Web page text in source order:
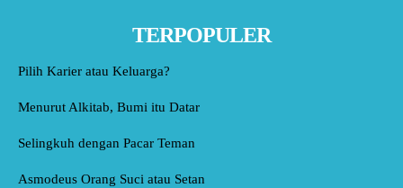
TERPOPULER
Pilih Karier atau Keluarga?
Menurut Alkitab, Bumi itu Datar
Selingkuh dengan Pacar Teman
Asmodeus Orang Suci atau Setan